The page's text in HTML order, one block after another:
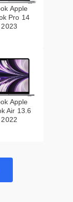
Apple
Pro 14
Apple
Air 13.6